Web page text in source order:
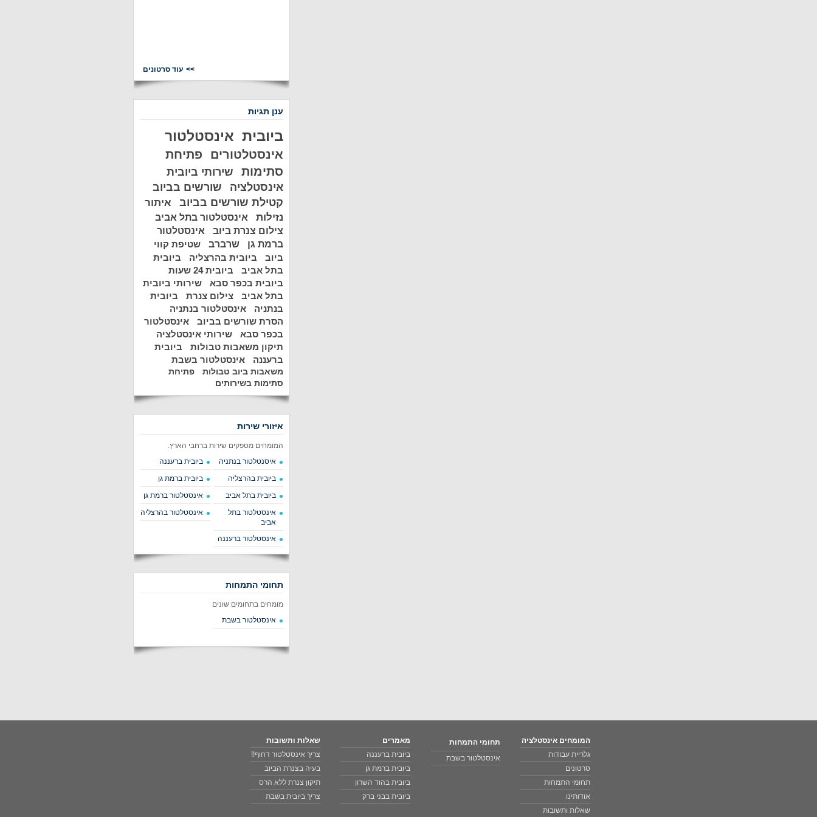
עוד סרטונים
ענן תגיות
ביובית אינסטלטור
אינסטלטורים
פתיחת
סתימות
שירותי ביובית
אינסטלציה
שורשים בביוב
קטילת שורשים בביוב
איתור
נזילות
אינסטלטור בתל אביב
צילום צנרת ביוב
אינסטלטור
ברמת גן
שרברב
שטיפת קווי
ביוב
ביובית בהרצליה
ביובית
בתל אביב
ביובית 24 שעות
ביובית בכפר סבא
שירותי ביובית
בתל אביב
צילום צנרת
ביובית
בנתניה
אינסטלטור בנתניה
הסרת שורשים בביוב
אינסטלטור
בכפר סבא
שירותי אינסטלציה
תיקון משאבות טבולות
ביובית
ברעננה
אינסטלטור בשבת
משאבות ביוב טבולות
פתיחת
סתימות בשירותים
איזורי שירות
המומחים מספקים שירות ברחבי הארץ.
איסנטלטור בנתניה
ביובית ברעננה
ביובית בהרצליה
ביובית ברמת גן
ביובית בתל אביב
אינסטלטור ברמת גן
אינסטלטור בתל
אביב
אינסטלטור בהרצליה
אינסטלטור ברעננה
תחומי התמחות
מומחים בתחומים שונים
אינסטלטור בשבת
המומחים אינסטלציה
גלריית עבודות
סרטונים
תחומי התמחות
אודותינו
שאלות ותשובות
תחומי התמחות
אינסטלטור בשבת
מאמרים
ביובית ברעננה
ביובית ברמת גן
ביובית בהוד השרון
ביובית בבני ברק
שאלות ותשובות
צריך אינסטלטור דחוף!!
בעיה בצנרת הביוב
תיקון צנרת ללא הרס
צריך ביובית בשבת